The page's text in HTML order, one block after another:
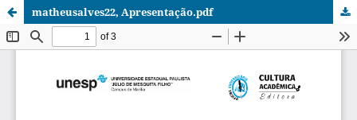
matheusalves22, Apresentação.pdf